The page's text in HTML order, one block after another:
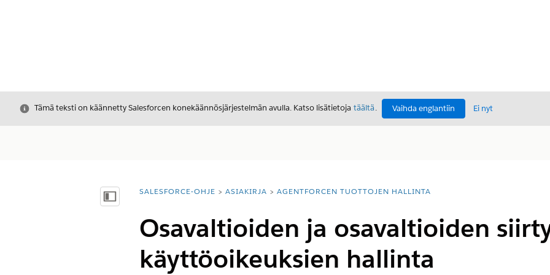
Sulje
Tämä teksti on käännetty Salesforcen konekäännösjärjestelmän avulla. Katso lisätietoja täältä. Vaihda englantiin Ei nyt
Näytä sisällysluettelo
Olet tässä:
SALESFORCE-OHJE ASIAKIRJA AGENTFORCEN TUOTTOJEN HALLINTA
Osavaltioiden ja osavaltioiden
käyttöoikeuksien hallinta